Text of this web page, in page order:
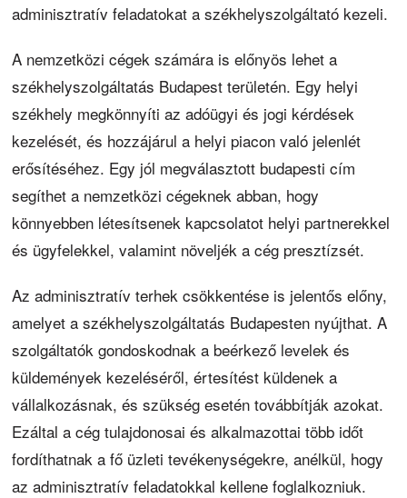
adminisztratív feladatokat a székhelyszolgáltató kezeli.
A nemzetközi cégek számára is előnyös lehet a
székhelyszolgáltatás Budapest területén. Egy helyi
székhely megkönnyíti az adóügyi és jogi kérdések
kezelését, és hozzájárul a helyi piacon való jelenlét
erősítéséhez. Egy jól megválasztott budapesti cím
segíthet a nemzetközi cégeknek abban, hogy
könnyebben létesítsenek kapcsolatot helyi partnerekkel
és ügyfelekkel, valamint növeljék a cég presztízsét.
Az adminisztratív terhek csökkentése is jelentős előny,
amelyet a székhelyszolgáltatás Budapesten nyújthat. A
szolgáltatók gondoskodnak a beérkező levelek és
küldemények kezeléséről, értesítést küldenek a
vállalkozásnak, és szükség esetén továbbítják azokat.
Ezáltal a cég tulajdonosai és alkalmazottai több időt
fordíthatnak a fő üzleti tevékenységekre, anélkül, hogy
az adminisztratív feladatokkal kellene foglalkozniuk.